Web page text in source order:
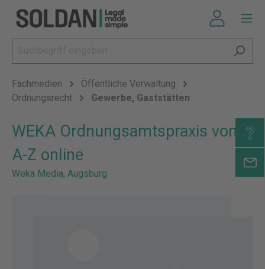
Fachmedien
Öffentliche Verwaltung
Ordnungsrecht
Gewerbe, Gaststätten
WEKA Ordnungsamtspraxis von
A-Z online
Weka Media, Augsburg